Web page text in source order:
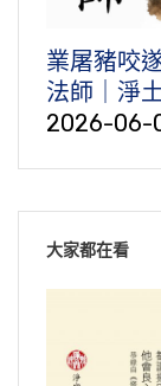
業屠豬咬
法師｜淨
2026-06-
大家都在看